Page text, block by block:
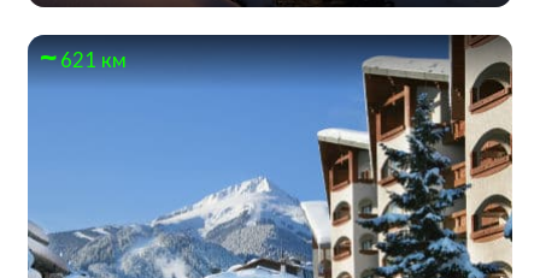
621 км